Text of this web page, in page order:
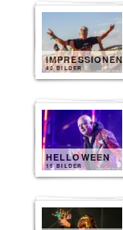
IMPRESSIONEN
40 BILDER
HELLOWEEN
15 BILDER